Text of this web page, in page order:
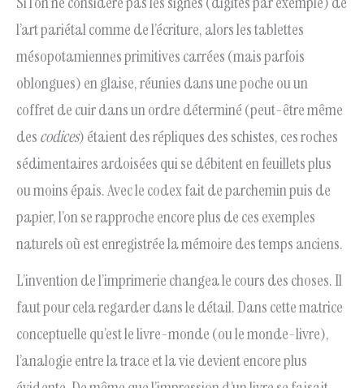
l’art pariétal comme de l’écriture, alors les tablettes
mésopotamiennes primitives carrées (mais parfois
oblongues) en glaise, réunies dans une poche ou un
coffret de cuir dans un ordre déterminé (peut-être même
descodices) étaient des répliques des schistes, ces roches
sédimentaires ardoisées qui se débitent en feuillets plus
ou moins épais. Avec le codex fait de parchemin puis de
papier, l’on se rapproche encore plus de ces exemples
naturels où est enregistrée la mémoire des temps anciens.
L’invention de l’imprimerie changea le cours des choses. Il
faut pour cela regarder dans le détail. Dans cette matrice
conceptuelle qu’est le livre-monde (ou le monde-livre),
l’analogie entre la trace et la vie devient encore plus